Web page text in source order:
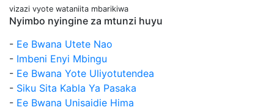
vizazi vyote wataniita mbarikiwa
Nyimbo nyingine za mtunzi huyu
- Ee Bwana Utete Nao
- Imbeni Enyi Mbingu
- Ee Bwana Yote Uliyotutendea
- Siku Sita Kabla Ya Pasaka
- Ee Bwana Unisaidie Hima